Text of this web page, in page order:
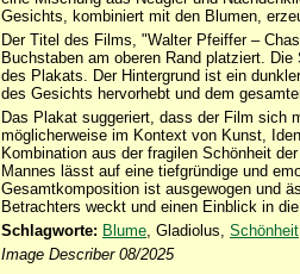
Gesichts, kombiniert mit den Blumen,
Der Titel des Films, "Walter Pfeiffer –
Buchstaben am oberen Rand platziert.
des Plakats. Der Hintergrund ist ein
des Gesichts hervorhebt und dem
Das Plakat suggeriert, dass der Film sich
möglicherweise im Kontext von Kunst,
Kombination aus der fragilen Schönheit
Mannes lässt auf eine tiefgründige und
Gesamtkomposition ist ausgewogen und
Betrachters weckt und einen Einblick in
Schlagworte: Blume, Gladiolus, Schönheit
Image Describer 08/2025